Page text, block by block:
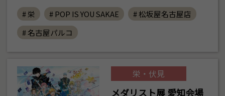
# 栄 # POP IS YOU SAKAE
# 松坂屋名古屋店
# 名古屋パルコ
栄・伏見
メダリスト展 愛知会場